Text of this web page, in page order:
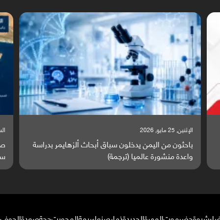
السبت, 23 مايو, 2026
صراع دولي يتصاعد قرب اليمن والبحر الأحمر يتحول إلى
ساحة مواجهة عالمية (ترجمة)